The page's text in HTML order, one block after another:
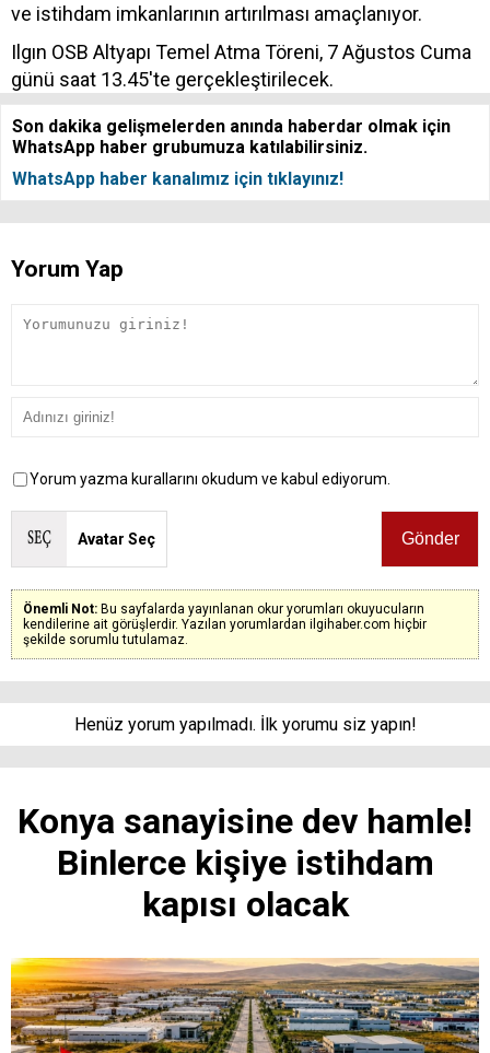
ve istihdam imkanlarının artırılması amaçlanıyor.
Ilgın OSB Altyapı Temel Atma Töreni, 7 Ağustos Cuma
günü saat 13.45'te gerçekleştirilecek.
Son dakika gelişmelerden anında haberdar olmak için
WhatsApp haber grubumuza katılabilirsiniz.
WhatsApp haber kanalımız için tıklayınız!
Yorum Yap
Yorum yazma kurallarını okudum ve kabul ediyorum.
Avatar Seç
Önemli Not: Bu sayfalarda yayınlanan okur yorumları okuyucuların
kendilerine ait görüşlerdir. Yazılan yorumlardan ilgihaber.com hiçbir
şekilde sorumlu tutulamaz.
Henüz yorum yapılmadı. İlk yorumu siz yapın!
Konya sanayisine dev hamle!
Binlerce kişiye istihdam
kapısı olacak